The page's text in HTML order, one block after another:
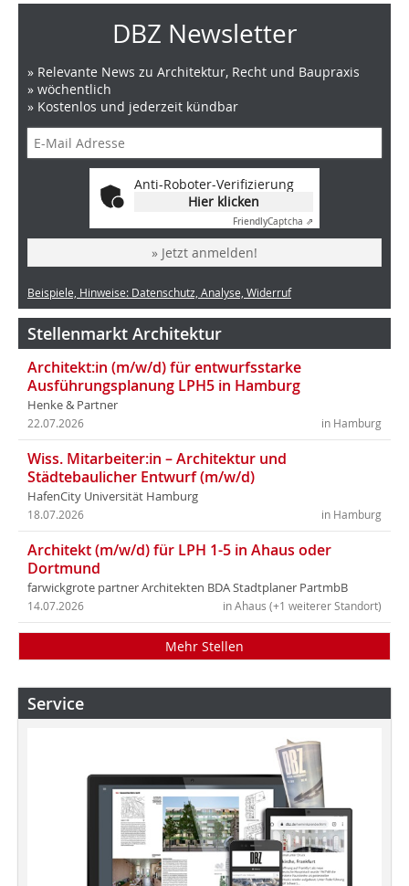
DBZ Newsletter
» Relevante News zu Architektur, Recht und Baupraxis
» wöchentlich
» Kostenlos und jederzeit kündbar
Anti-Roboter-Verifizierung
Hier klicken
FriendlyCaptcha ⇗
» Jetzt anmelden!
Beispiele, Hinweise: Datenschutz, Analyse, Widerruf
Stellenmarkt Architektur
Architekt:in (m/w/d) für entwurfsstarke
Ausführungsplanung LPH5 in Hamburg
Henke & Partner
in Hamburg
22.07.2026
Wiss. Mitarbeiter:in – Architektur und
Städtebaulicher Entwurf (m/w/d)
HafenCity Universität Hamburg
in Hamburg
18.07.2026
Architekt (m/w/d) für LPH 1-5 in Ahaus oder
Dortmund
farwickgrote partner Architekten BDA Stadtplaner PartmbB
in Ahaus (+1 weiterer Standort)
14.07.2026
Mehr Stellen
Service